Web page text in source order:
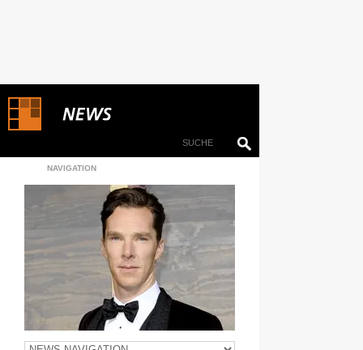
NAVIGATION